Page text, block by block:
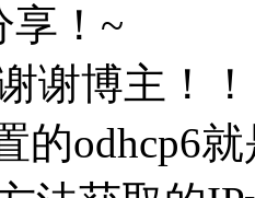
享！~
谢博主！
的odhcp6